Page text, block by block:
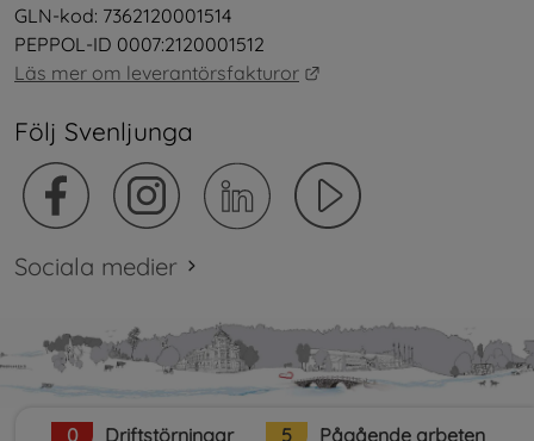
GLN-kod: 7362120001514
PEPPOL-ID 0007:2120001512
Läs mer om leverantörsfakturor
Följ Svenljunga
Sociala medier
0 Driftstörningar 5 Pågående arbeten